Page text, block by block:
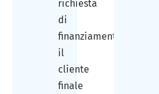
richiesta
di
finanziamento),
il
cliente
finale